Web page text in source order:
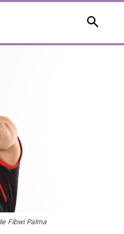
Fibwi Palma